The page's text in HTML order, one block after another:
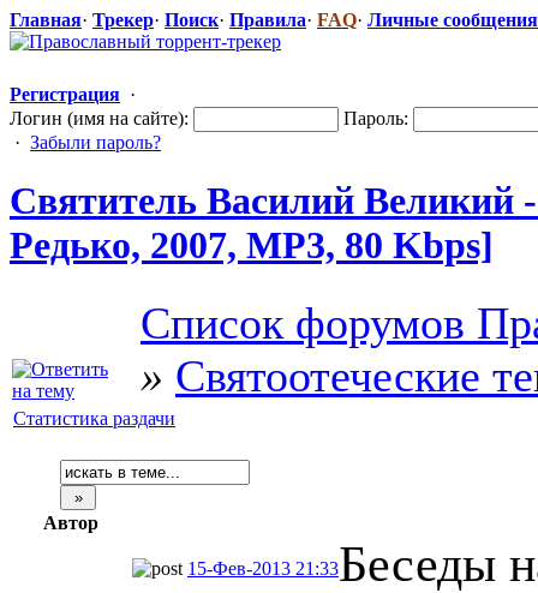
Главная· Трекер· Поиск· Правила· FAQ· Личные сообщения
Регистрация ·
Логин (имя на сайте):
Пароль:
· Забыли пароль?
Святитель Василий
Редько, 2007, MP3, 80 Kbps]
Список форумов
» Святоотеческие
Статистика раздачи
Автор
15-Фев-2013 21:33Беседы